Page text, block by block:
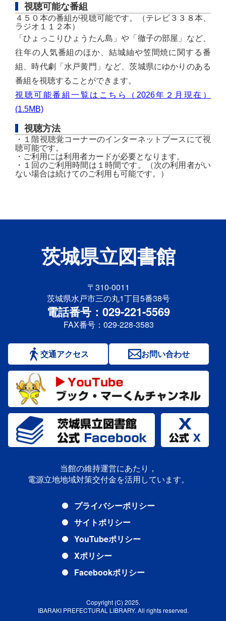
視聴可能な番組
４５０本の番組が視聴可能です。（テレビ３３８本、
ラジオ１１２本）
「ひょっこりひょうたん島」や「徹子の部屋」など、
往年の人気番組のほか、 結城紬や笠間焼に関する番
組、 時代劇「水戸黄門」など、茨城県にゆかりのある
番組を視聴することができます。
視聴可能番組一覧はこちら（2026年２月現在）
(1.5MB)
視聴方法
・１階視聴覚コーナーのインターネットブースにて視
聴可能です。
・ご利用には利用者カードが必要となります。
・１回のご利用時間は１時間です。（次の利用者がい
ない場合は続けてのご利用も可能です。）
茨城県立図書館
〒310-0011
茨城県水戸市三の丸1丁目5番38号
電話番号：029-221-5569
FAX番号：029-228-3583
交通アクセス お問い合わせ
当館の維持運営にあたり，
電源立地地域対策交付金を活用しています。
プライバシーポリシー
サイトポリシー
YouTubeポリシー
Xポリシー
Facebookポリシー
Copyright (C) 2025.
IBARAKI PREFECTURAL LIBRARY. All rights reserved.